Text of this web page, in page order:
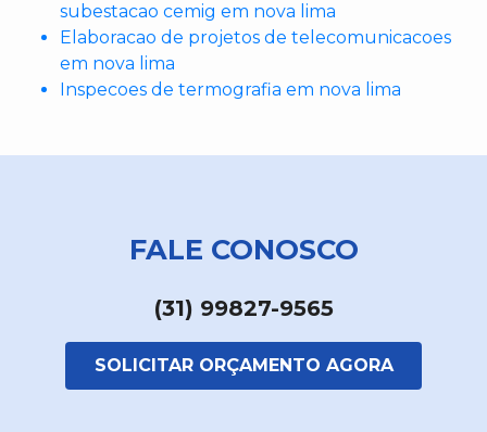
subestacao cemig em nova lima
Elaboracao de projetos de telecomunicacoes
em nova lima
Inspecoes de termografia em nova lima
FALE CONOSCO
(31) 99827-9565
SOLICITAR ORÇAMENTO AGORA